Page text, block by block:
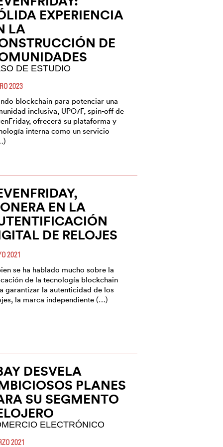
EXPERIENCIA
LA
DE
DE ESTUDIO
2023
blockchain para potenciar una
inclusiva, UPO7F, spin-off de
ofrecerá su plataforma y
interna como un servicio
EN LA
DE RELOJES
2021
se ha hablado mucho sobre la
de la tecnología blockchain
garantizar la autenticidad de los
la marca independiente (…)
DESVELA
PLANES
SU SEGMENTO
ELECTRÓNICO
2021